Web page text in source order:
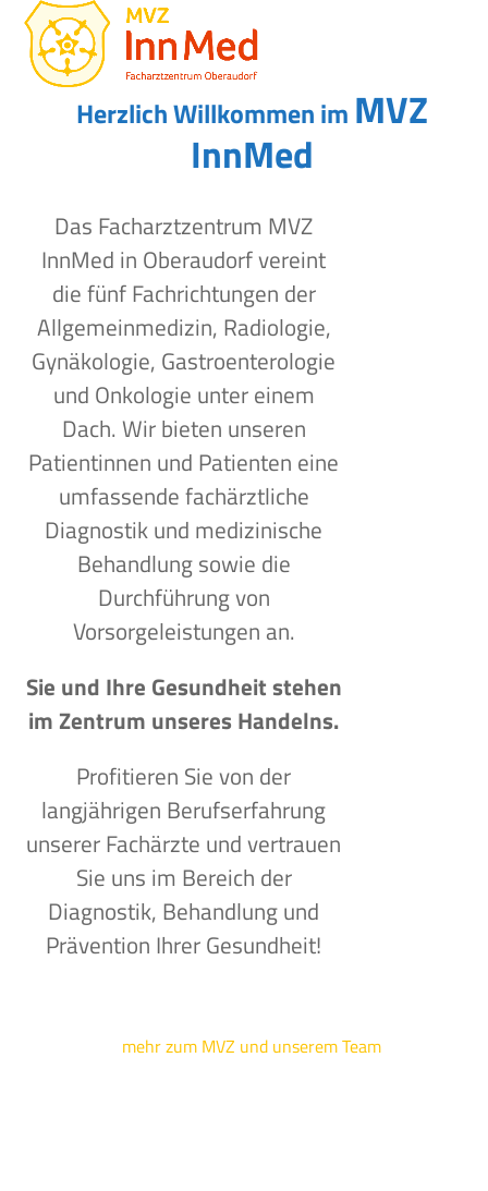
Skip
content
Open
mobile
menu
Close
mobile
menu
Herzlich Willkommen im MVZ
InnMed
Das Facharztzentrum MVZ
InnMed in Oberaudorf vereint
die fünf Fachrichtungen der
Allgemeinmedizin, Radiologie,
Gynäkologie, Gastroenterologie
und Onkologie unter einem
Dach. Wir bieten unseren
Patientinnen und Patienten eine
umfassende fachärztliche
Diagnostik und medizinische
Behandlung sowie die
Durchführung von
Vorsorgeleistungen an.
Sie und Ihre Gesundheit stehen
im Zentrum unseres Handelns.
Profitieren Sie von der
langjährigen Berufserfahrung
unserer Fachärzte und vertrauen
Sie uns im Bereich der
Diagnostik, Behandlung und
Prävention Ihrer Gesundheit!
mehr zum MVZ und unserem Team